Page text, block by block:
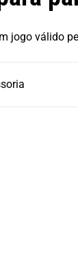
jogo válido